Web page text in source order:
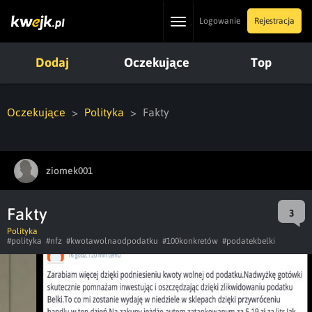
ToggleLogowanie Rejestracja
Dodaj Oczekujące Top
Oczekujące Polityka Fakty
ziomek001
Fakty 3
Polityka
#polityka #nfz #kwotawolnaodpodatku #100konkretów #podatekbelki